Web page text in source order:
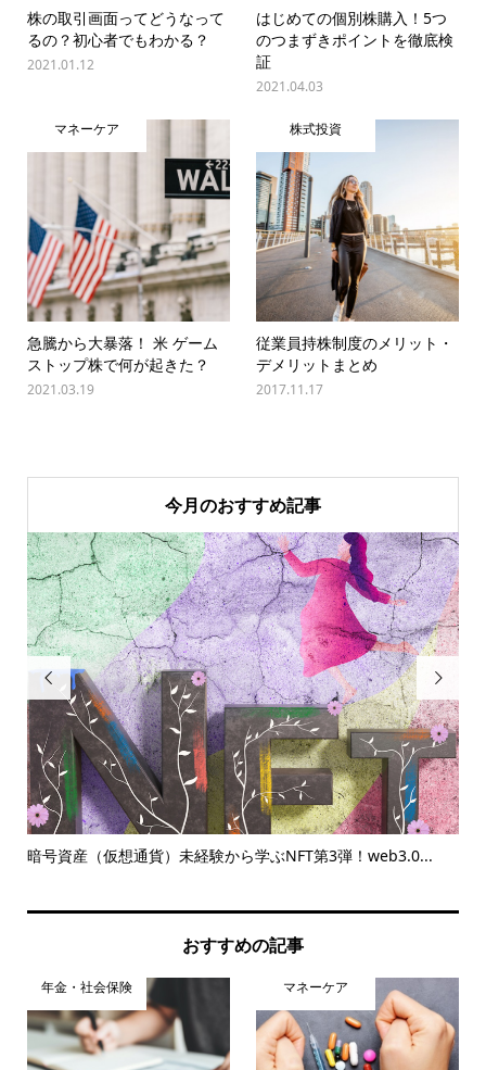
株の取引画面ってどうなって
るの？初心者でもわかる？
2021.01.12
はじめての個別株購入！5つ
のつまずきポイントを徹底検
証
2021.04.03
マネーケア
急騰から大暴落！ 米 ゲーム
ストップ株で何が起きた？
2021.03.19
株式投資
従業員持株制度のメリット・
デメリットまとめ
2017.11.17
今月のおすすめ記事

暗号資産（仮想通貨）未経験から学ぶNFT第3弾！web3.0...

おすすめの記事
年金・社会保険 マネーケア